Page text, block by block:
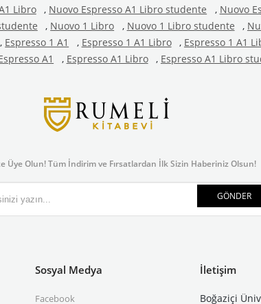
Libro , Nuovo Espresso A1 Libro studente , Nuovo
, Nuovo 1 Libro , Nuovo 1 Libro studente ,
, Espresso 1 A1 , Espresso 1 A1 Libro , Espresso 1 A1
A1 , Espresso A1 Libro , Espresso A1 Libro
Üye Olun! Tüm İndirim ve Fırsatlardan İlk Sizin Haberiniz Olsun!
GÖNDER
Sosyal Medya
Facebook
İletişim
Boğaziçi